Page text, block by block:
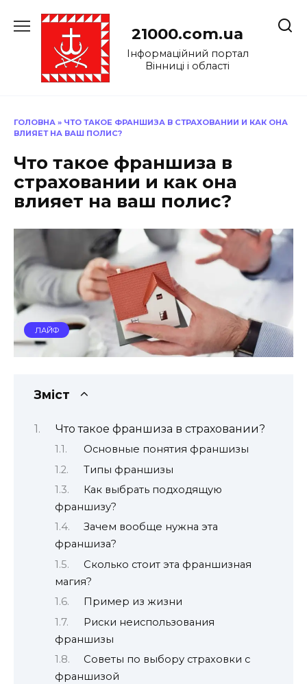
до
21000.com.ua
Інформаційний портал
Вінниці і області
ГОЛОВНА » ЧТО ТАКОЕ ФРАНШИЗА В СТРАХОВАНИИ И КАК ОНА
ВЛИЯЕТ НА ВАШ ПОЛИС?
Что такое франшиза в
страховании и как она
влияет на ваш полис?
ЛАЙФ
Зміст
Что такое франшиза в страховании?
Основные понятия франшизы
Типы франшизы
Как выбрать подходящую
франшизу?
Зачем вообще нужна эта
франшиза?
Сколько стоит эта франшизная
магия?
Пример из жизни
Риски неиспользования
франшизы
Советы по выбору страховки с
франшизой